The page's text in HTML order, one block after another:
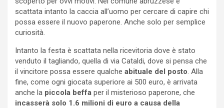
scattata intanto la caccia all’uomo per cercare di capire chi
possa essere il nuovo paperone. Anche solo per semplice
curiosità.
Intanto la festa è scattata nella ricevitoria dove è stato
venduto il tagliando, quella di via Cataldi, dove si pensa che
il vincitore possa essere qualche abituale del posto. Alla
fine, come ogni giocata superiore ai 500 euro, è arrivata
anche la piccola beffa per il misterioso paperone, che
incasserà solo 1.6 milioni di euro a causa della